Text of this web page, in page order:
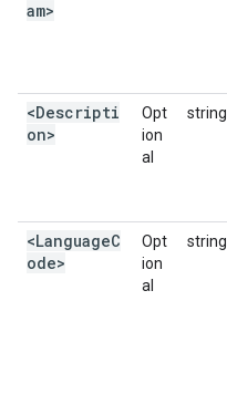
am>
<Descripti
on>
Opt
ion
al
string
<LanguageC
ode>
Opt
ion
al
string